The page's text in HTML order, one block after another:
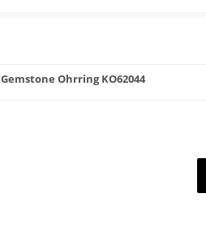
Gemstone Ohrring KO62044